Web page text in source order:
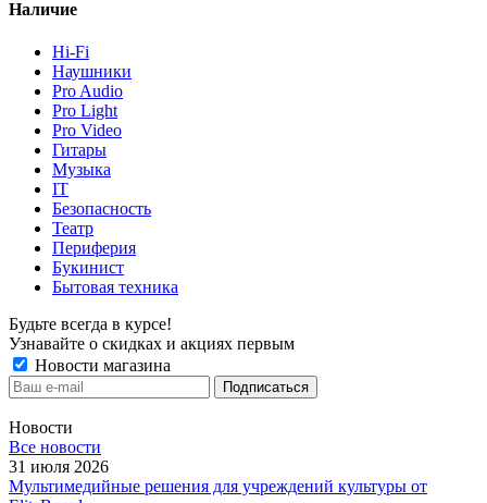
Наличие
Hi-Fi
Наушники
Pro Audio
Pro Light
Pro Video
Гитары
Музыка
IT
Безопасность
Театр
Периферия
Букинист
Бытовая техника
Будьте всегда в курсе!
Узнавайте о скидках и акциях первым
Новости магазина
Новости
Все новости
31 июля 2026
Мультимедийные решения для учреждений культуры от